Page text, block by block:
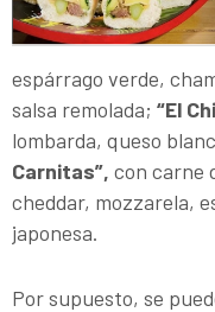
espárrago verde,
salsa remolada; “El
lombarda, queso
Carnitas”, con carne
cheddar, mozzarela,
japonesa.
Por supuesto, se